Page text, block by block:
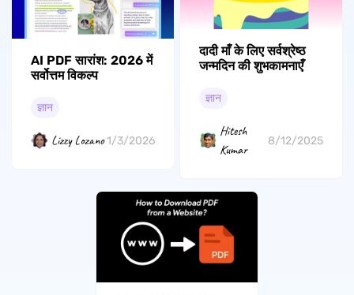
AI PDF सारांश: 2026 में
सर्वोत्तम विकल्प
ज्ञान
Lizzy Lozano1/3/2026
दादी माँ के लिए सर्वश्रेष्ठ
जन्मदिन की शुभकामनाएँ
ज्ञान
Hitesh
Kumar
8/12/2025